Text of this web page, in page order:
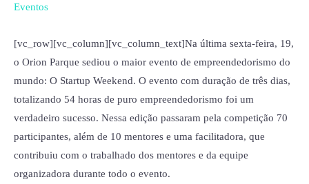
Eventos
[vc_row][vc_column][vc_column_text]Na última sexta-feira, 19,
o Orion Parque sediou o maior evento de empreendedorismo do
mundo: O Startup Weekend. O evento com duração de três dias,
totalizando 54 horas de puro empreendedorismo foi um
verdadeiro sucesso. Nessa edição passaram pela competição 70
participantes, além de 10 mentores e uma facilitadora, que
contribuiu com o trabalhado dos mentores e da equipe
organizadora durante todo o evento.